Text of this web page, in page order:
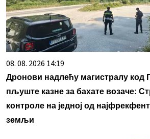
08. 08. 2026 14:19
Дронови надлећу магистралу код
пљуште казне за бахате возаче:
контроле на једној од
земљи